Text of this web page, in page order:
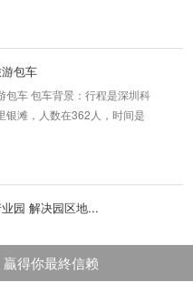
包车
包车 包车背景：行程是深圳科
滩，人数在362人，时间是
园 解决园区地...
落于龙岗大芬地铁站附近，由
得你最終信赖